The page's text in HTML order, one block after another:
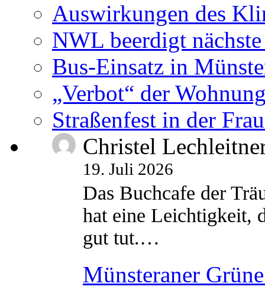
Auswirkungen des
NWL beerdigt
Bus-Einsatz in
„Verbot“ der
Straßenfest in der
Christel
19. Juli 2026
Das Buchcafe der
hat eine Leichtigkeit,
gut tut.…
Münsteraner